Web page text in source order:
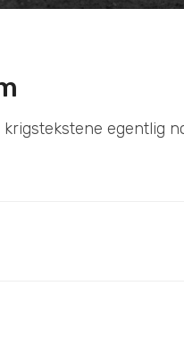
egentlig